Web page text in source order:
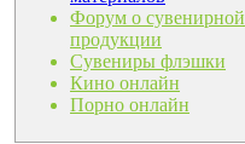
Форум о сувенирной
продукции
Сувениры флэшки
Кино онлайн
Порно онлайн